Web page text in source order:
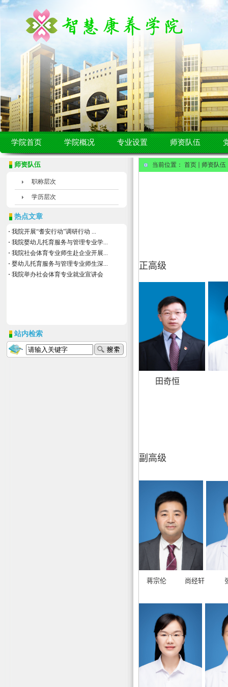
学院首页 学院概况 专业设置 师资队伍
师资队伍
职称层次
学历层次
热点文章
· 我院开展“耆安行动”调研行动 ...
· 我院婴幼儿托育服务与管理专业学...
· 我院社会体育专业师生赴企业开展...
· 婴幼儿托育服务与管理专业师生深...
· 我院举办社会体育专业就业宣讲会
站内检索
当前位置： 首页 师资队伍
正高级
田奇恒
副高级
蒋宗伦 尚经轩